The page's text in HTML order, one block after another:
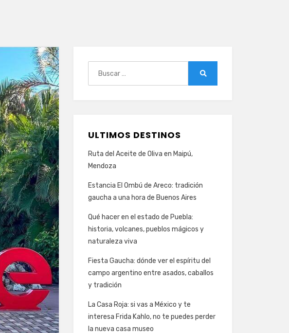
ULTIMOS DESTINOS
Ruta del Aceite de Oliva en Maipú,
Mendoza
Estancia El Ombú de Areco: tradición
gaucha a una hora de Buenos Aires
Qué hacer en el estado de Puebla:
historia, volcanes, pueblos mágicos y
naturaleza viva
Fiesta Gaucha: dónde ver el espíritu del
campo argentino entre asados, caballos
y tradición
La Casa Roja: si vas a México y te
interesa Frida Kahlo, no te puedes perder
la nueva casa museo